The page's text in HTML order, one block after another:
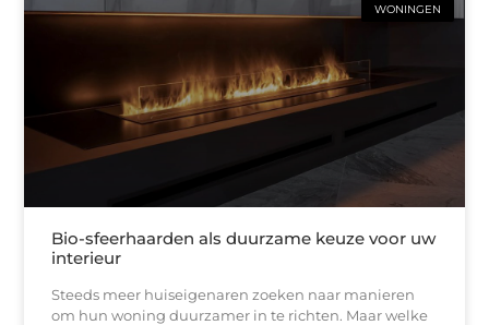
WONINGEN
Bio-sfeerhaarden als duurzame keuze voor uw
interieur
Steeds meer huiseigenaren zoeken naar manieren
om hun woning duurzamer in te richten. Maar welke